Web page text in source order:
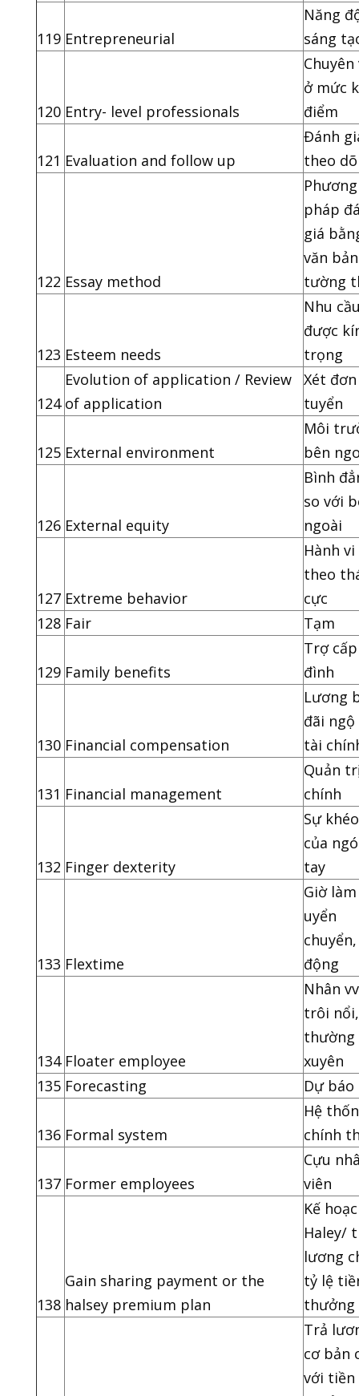
119 Entrepreneurial
Năng
sáng
120 Entry- level professionals
Chuyên
ở mức
điểm
121 Evaluation and follow up
Đánh
theo
122 Essay method
Phương
pháp
giá
văn bản
tường
123 Esteem needs
Nhu
được
trọng
124
Evolution of application / Review
of application
Xét
tuyển
125 External environment
Môi
bên
126 External equity
Bình
so với
ngoài
127 Extreme behavior
Hành vi
theo
cực
128 Fair Tạm
129 Family benefits
Trợ
đình
130 Financial compensation
Lương
đãi ngộ
tài
131 Financial management
Quản
chính
132 Finger dexterity
Sự
của
tay
133 Flextime
Giờ
uyển
động
134 Floater employee
Nhân
trôi
thường
xuyên
135 Forecasting Dự báo
136 Formal system
Hệ
chính
137 Former employees
Cựu
viên
138
Gain sharing payment or the
halsey premium plan
Kế
Haley/
lương
tỷ lệ
thưởng
Trả
cơ bản
với tiền